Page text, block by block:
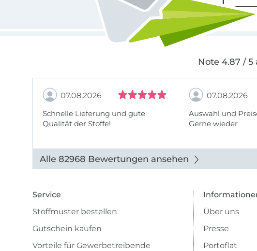
Note 4.87 /
07.08.2026
Schnelle Lieferung und gute
Qualität der Stoffe!
07.08.2026
Auswahl und
Gerne wieder
Alle 82968 Bewertungen ansehen
Service
Stoffmuster bestellen
Gutschein kaufen
Vorteile für Gewerbetreibende
Über uns
Presse
Portoflat